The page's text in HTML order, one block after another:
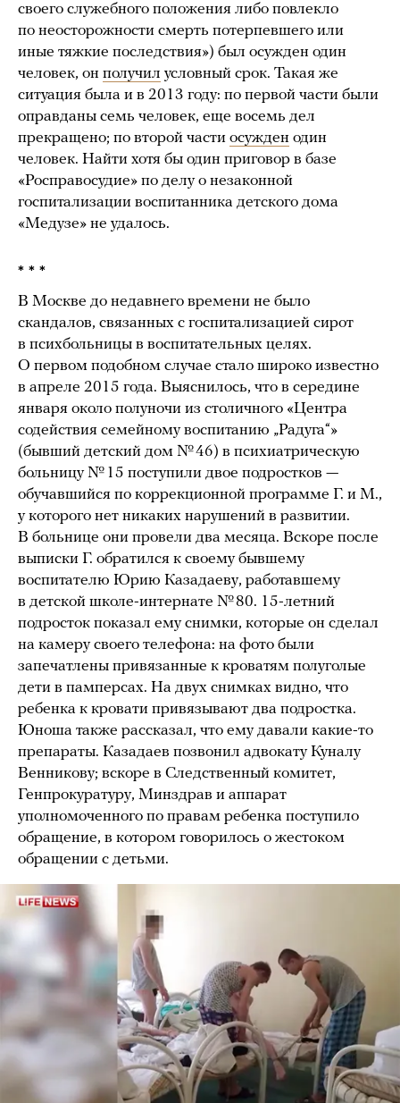
своего служебного положения либо повлекло
по неосторожности смерть потерпевшего или
иные тяжкие последствия») был осужден один
человек, он получил условный срок. Такая же
ситуация была и в 2013 году: по первой части были
оправданы семь человек, еще восемь дел
прекращено; по второй части осужден один
человек. Найти хотя бы один приговор в базе
«Росправосудие» по делу о незаконной
госпитализации воспитанника детского дома
«Медузе» не удалось.
* * *
В Москве до недавнего времени не было
скандалов, связанных с госпитализацией сирот
в психбольницы в воспитательных целях.
О первом подобном случае стало широко известно
в апреле 2015 года. Выяснилось, что в середине
января около полуночи из столичного «Центра
содействия семейному воспитанию „Радуга“»
(бывший детский дом № 46) в психиатрическую
больницу № 15 поступили двое подростков —
обучавшийся по коррекционной программе Г. и М.,
у которого нет никаких нарушений в развитии.
В больнице они провели два месяца. Вскоре после
выписки Г. обратился к своему бывшему
воспитателю Юрию Казадаеву, работавшему
в детской школе-интернате № 80. 15-летний
подросток показал ему снимки, которые он сделал
на камеру своего телефона: на фото были
запечатлены привязанные к кроватям полуголые
дети в памперсах. На двух снимках видно, что
ребенка к кровати привязывают два подростка.
Юноша также рассказал, что ему давали какие-то
препараты. Казадаев позвонил адвокату Куналу
Венникову; вскоре в Следственный комитет,
Генпрокуратуру, Минздрав и аппарат
уполномоченного по правам ребенка поступило
обращение, в котором говорилось о жестоком
обращении с детьми.